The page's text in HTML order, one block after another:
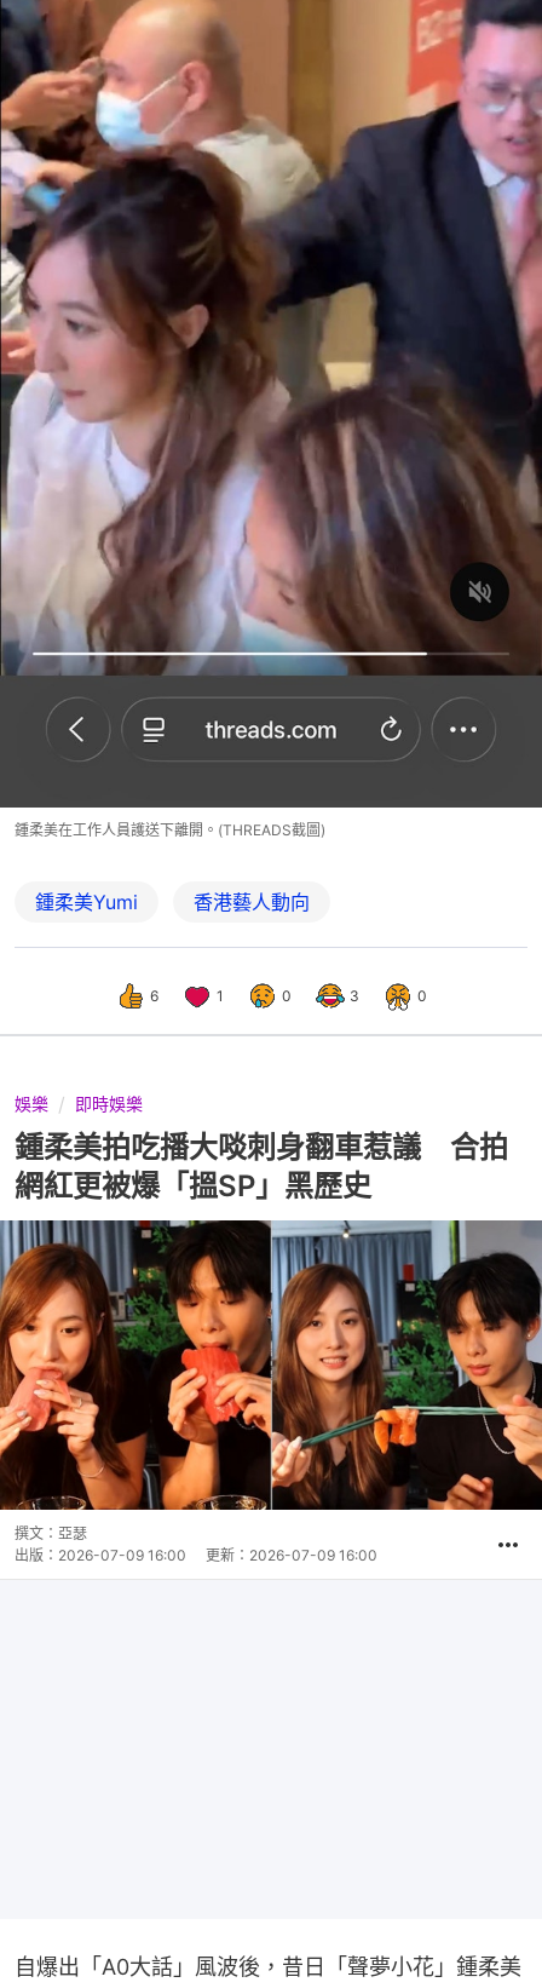
鍾柔美在工作人員護送下離開。(THREADS截圖)
鍾柔美Yumi 香港藝人動向
6 1 0 3 0
娛樂 即時娛樂
鍾柔美拍吃播大啖刺身翻車惹議 合拍
網紅更被爆「搵SP」黑歷史
撰文： 亞瑟
出版： 2026-07-09 16:00 更新： 2026-07-09 16:00
自爆出「A0大話」風波後，昔日「聲夢小花」鍾柔美